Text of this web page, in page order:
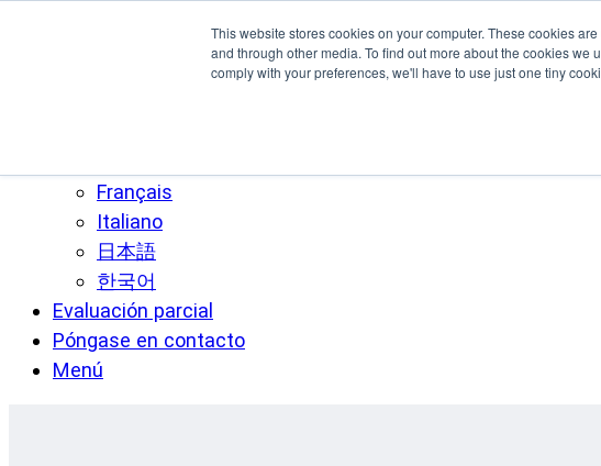
This website stores cookies on your computer. These cookies
and through other media. To find out more about the cookies we
comply with your preferences, we'll have to use just one tiny
Ir al contenido principal
Français
Italiano
日本語
한국어
Evaluación parcial
Póngase en contacto
Menú